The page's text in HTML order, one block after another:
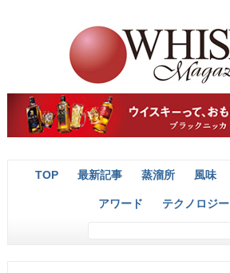
TOP 最新記事 蒸溜所 風味
アワード テクノロジー